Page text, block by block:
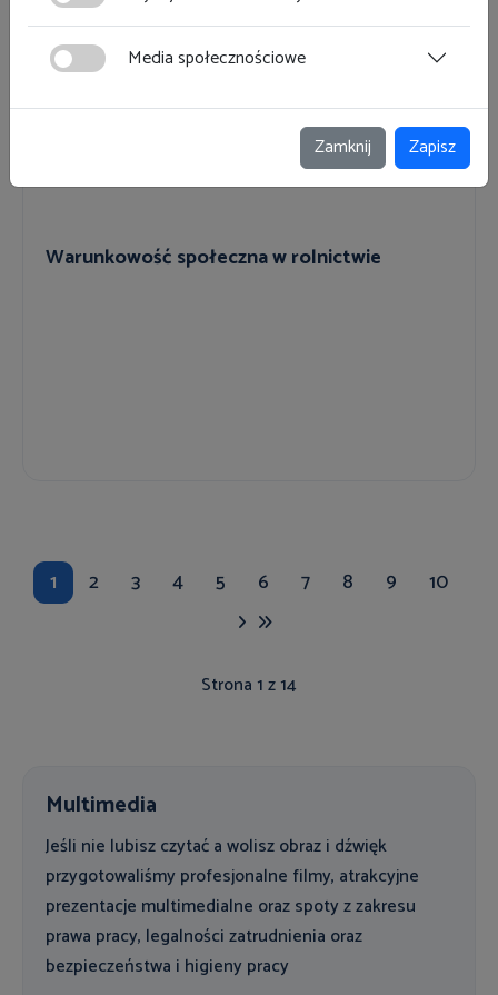
Warunkowość społeczna w rolnictwie
1 2 3 4 5 6 7 8 9 10
Strona 1 z 14
Multimedia
Jeśli nie lubisz czytać a wolisz obraz i dźwięk
przygotowaliśmy profesjonalne filmy, atrakcyjne
prezentacje multimedialne oraz spoty z zakresu
prawa pracy, legalności zatrudnienia oraz
bezpieczeństwa i higieny pracy
Media społecznościowe
Zamknij Zapisz